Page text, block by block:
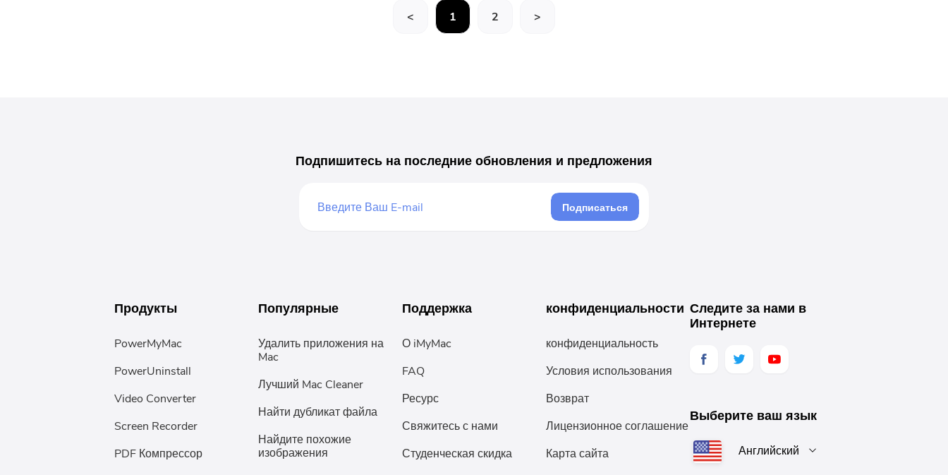
< 1 2 >
Подпишитесь на последние обновления и предложения
Подписаться
Продукты
PowerMyMac
PowerUninstall
Video Converter
Screen Recorder
PDF Компрессор
Популярные
Удалить приложения на
Mac
Лучший Mac Cleaner
Найти дубликат файла
Найдите похожие
изображения
Поддержка
О iMyMac
FAQ
Ресурс
Свяжитесь с нами
Студенческая скидка
конфиденциальности
конфиденциальность
Условия использования
Возврат
Лицензионное соглашение
Карта сайта
Следите за нами в
Интернете
Выберите ваш язык
Английский